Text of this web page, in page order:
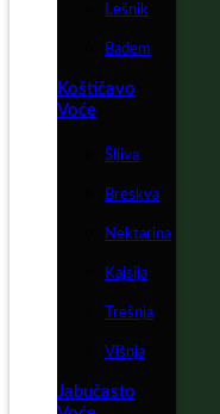
Lešnik
Badem
Koštičavo
Voće
Šljiva
Breskva
Nektarina
Kajsija
Trešnja
Višnja
Jabučasto